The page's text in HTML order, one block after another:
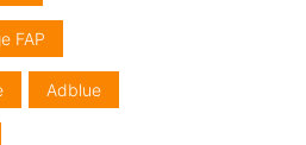
FAP
Adblue